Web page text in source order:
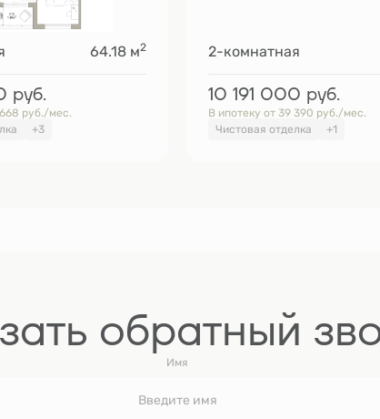
64.18 м2
руб.
руб./мес.
+3
2-комнатная
10 191 000 руб.
В ипотеку от 39 390 руб./мес.
Чистовая отделка
+1
обратный
Имя